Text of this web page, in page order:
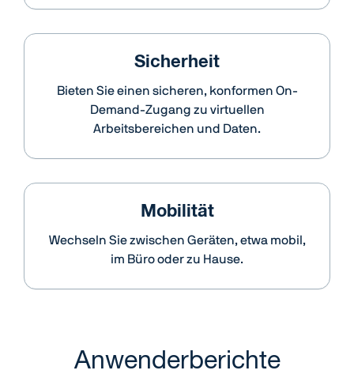
Sicherheit
Bieten Sie einen sicheren, konformen On-
Demand-Zugang zu virtuellen
Arbeitsbereichen und Daten.
Mobilität
Wechseln Sie zwischen Geräten, etwa mobil,
im Büro oder zu Hause.
Anwenderberichte